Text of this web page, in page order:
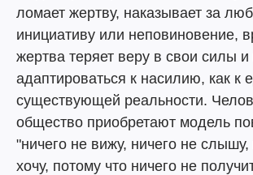
ломает жертву, наказывает за
инициативу или неповиновение,
жертва теряет веру в свои силы и
адаптироваться к насилию, как к
существующей реальности.
общество приобретают модель
"ничего не вижу, ничего не слышу,
хочу, потому что ничего не